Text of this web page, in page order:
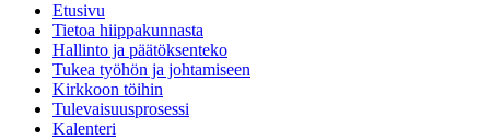
Etusivu
Tietoa hiippakunnasta
Hallinto ja päätöksenteko
Tukea työhön ja johtamiseen
Kirkkoon töihin
Tulevaisuusprosessi
Kalenteri